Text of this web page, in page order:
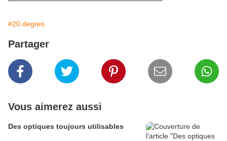
#20 degres
Partager
Vous aimerez aussi
Des optiques toujours utilisables